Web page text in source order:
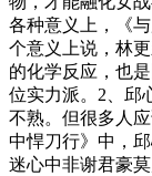
各种意义上，《
个意义上说，林
的化学反应，也
位实力派。2、邱
不熟。但很多人
中悍刀行》中，
迷心中非谢君豪